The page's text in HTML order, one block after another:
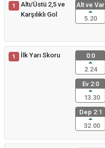
1
Altı/Üstü 2,5 ve
Karşılıklı Gol
Alt ve Var
5.20
1 İlk Yarı Skoru
0:0
2.24
Ev 2:0
13.30
Dep 2:1
32.00